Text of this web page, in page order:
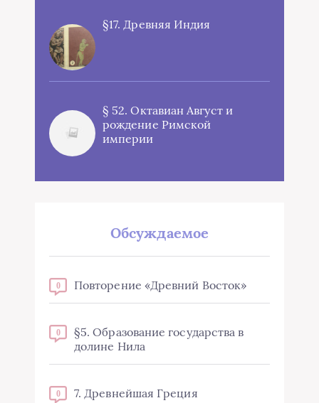
§17. Древняя Индия
§ 52. Октавиан Август и
рождение Римской
империи
Обсуждаемое
0 Повторение «Древний Восток»
0
§5. Образование государства в
долине Нила
0 7. Древнейшая Греция